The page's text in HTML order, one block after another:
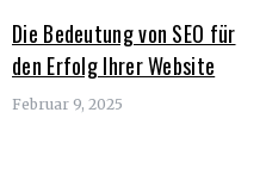
Die Bedeutung von SEO für
den Erfolg Ihrer Website
Februar 9, 2025